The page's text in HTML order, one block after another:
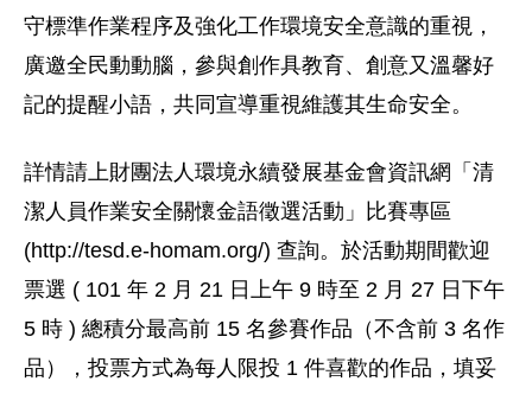
守標準作業程序及強化工作環境安全意識的重視，
廣邀全民動動腦，參與創作具教育、創意又溫馨好
記的提醒小語，共同宣導重視維護其生命安全。
詳情請上財團法人環境永續發展基金會資訊網「清
潔人員作業安全關懷金語徵選活動」比賽專區
(http://tesd.e-homam.org/) 查詢。於活動期間歡迎
票選 ( 101 年 2 月 21 日上午 9 時至 2 月 27 日下午
5 時 ) 總積分最高前 15 名參賽作品（不含前 3 名作
品），投票方式為每人限投 1 件喜歡的作品，填妥